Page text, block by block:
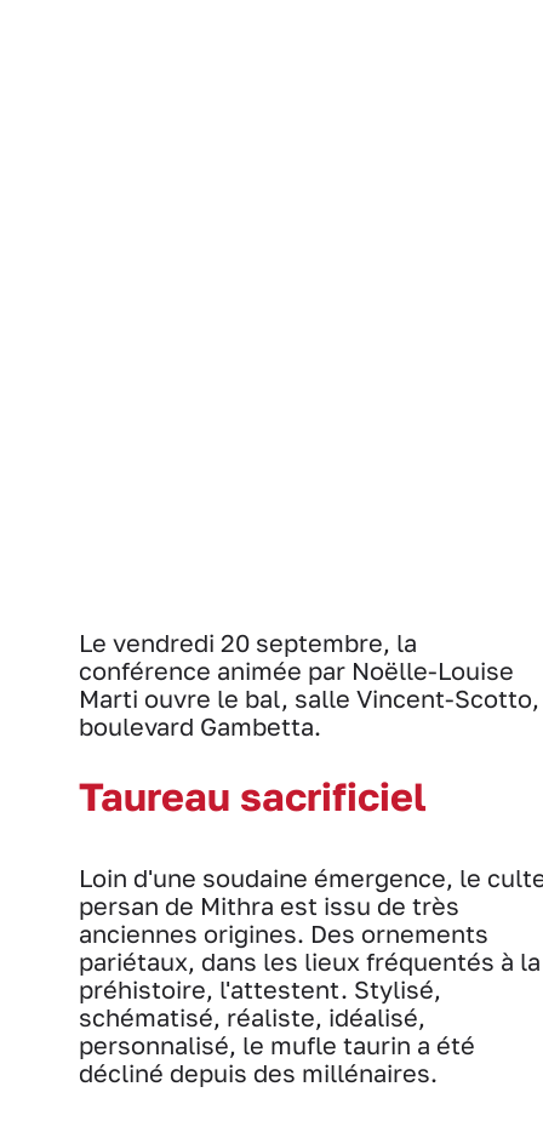
Le vendredi 20 septembre, la
conférence animée par Noëlle-Louise
Marti ouvre le bal, salle Vincent-Scotto,
boulevard Gambetta.
Taureau sacrificiel
Loin d'une soudaine émergence, le
persan de Mithra est issu de très
anciennes origines. Des ornements
pariétaux, dans les lieux fréquentés à la
préhistoire, l'attestent. Stylisé,
schématisé, réaliste, idéalisé,
personnalisé, le mufle taurin a été
décliné depuis des millénaires.